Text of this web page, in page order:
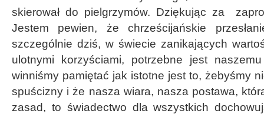
skierował do pielgrzymów. Dziękując za
Jestem pewien, że chrześcijańskie
szczególnie dziś, w świecie zanikających
ulotnymi korzyściami, potrzebne jest
winniśmy pamiętać jak istotne jest to, żebyśmy
spuścizny i że nasza wiara, nasza postawa,
zasad, to świadectwo dla wszystkich